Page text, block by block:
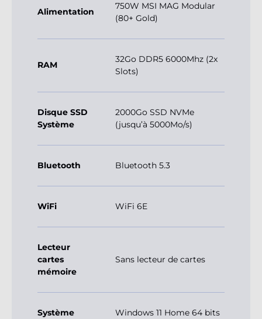
Alimentation
750W MSI MAG Modular
(80+ Gold)
RAM
32Go DDR5 6000Mhz (2x
Slots)
Disque SSD
Système
2000Go SSD NVMe
(jusqu’à 5000Mo/s)
Bluetooth Bluetooth 5.3
WiFi WiFi 6E
Lecteur
cartes
mémoire
Sans lecteur de cartes
Système
Windows 11 Home 64 bits